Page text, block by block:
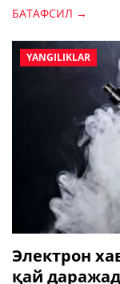
БАТАФСИЛ →
YANGILIKLAR
Электрон
қай